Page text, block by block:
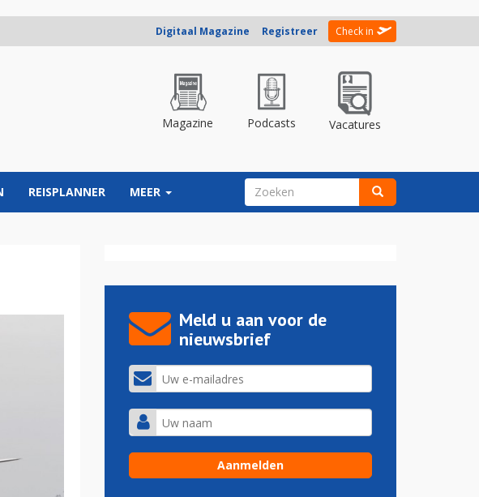
Digitaal Magazine Registreer Check in
Magazine Podcasts Vacatures
REISPLANNER MEER ZOEKVELD
Meld u aan voor de
nieuwsbrief